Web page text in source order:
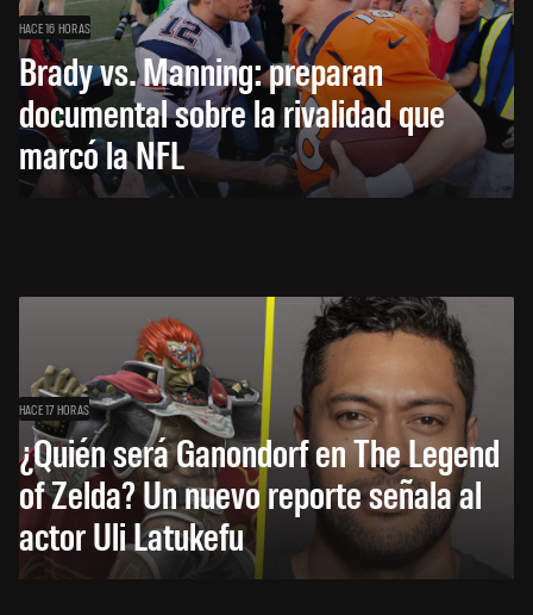
HACE 16 HORAS
Brady vs. Manning: preparan
documental sobre la rivalidad que
marcó la NFL
HACE 17 HORAS
¿Quién será Ganondorf en The Legend
of Zelda? Un nuevo reporte señala al
actor Uli Latukefu